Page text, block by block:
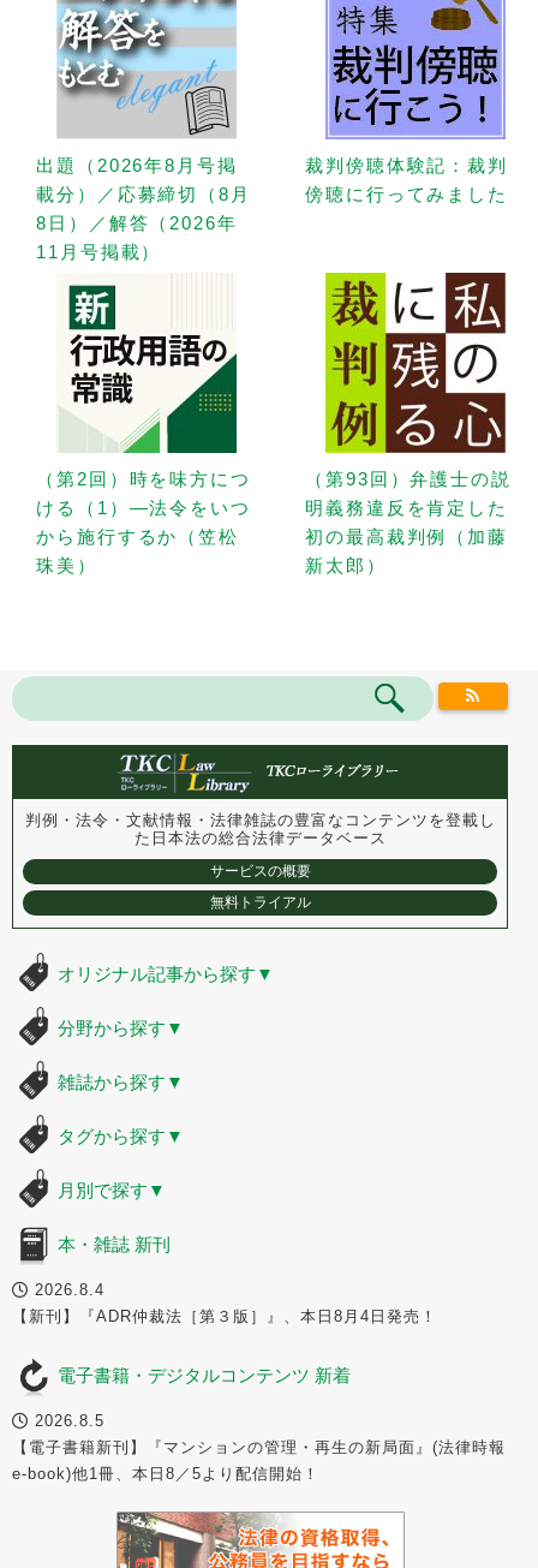
出題（2026年8月号掲
載分）／応募締切（8月
8日）／解答（2026年
11月号掲載）
裁判傍聴体験記：裁判
傍聴に行ってみました
（第2回）時を味方につ
ける（1）—法令をいつ
から施行するか（笠松
珠美）
（第93回）弁護士の説
明義務違反を肯定した
初の最高裁判例（加藤
新太郎）
判例・法令・文献情報・法律雑誌の豊富なコンテンツを登載し
た 日本法の総合法律データベース
サービスの概要
無料トライアル
オリジナル記事から探す ▼
分野から探す ▼
雑誌から探す ▼
タグから探す ▼
月別で探す ▼
本・雑誌 新刊
2026.8.4
【新刊】『ADR仲裁法［第３版］』、本日8月4日発売！
電子書籍・デジタルコンテンツ 新着
2026.8.5
【電子書籍新刊】『マンションの管理・再生の新局面』(法律時報
e-book)他1冊、本日8／5より配信開始！